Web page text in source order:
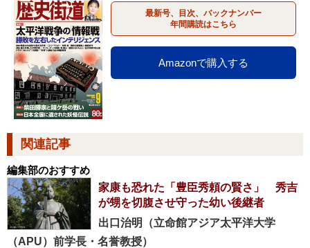
最新号、目次、バックナンバー
年間購読はこちら
Amazonで購入する
関連記事
編集部のおすすめ
家康も恐れた「豊臣秀頼の賢さ」 秀吉
が甥を切腹させ守った幼い後継者
出口治明（立命館アジア太平洋大学
（APU）前学長・名誉教授）